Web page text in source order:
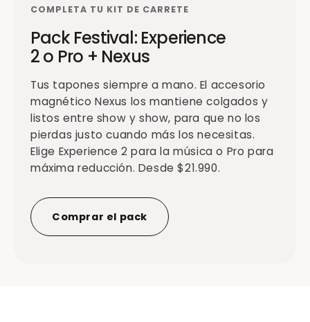
COMPLETA TU KIT DE CARRETE
Pack Festival: Experience
2 o Pro + Nexus
Tus tapones siempre a mano. El accesorio
magnético Nexus los mantiene colgados y
listos entre show y show, para que no los
pierdas justo cuando más los necesitas.
Elige Experience 2 para la música o Pro para
máxima reducción. Desde $21.990.
Comprar el pack